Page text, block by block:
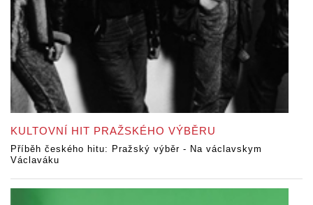
KULTOVNÍ HIT PRAŽSKÉHO VÝBĚRU
Příběh českého hitu: Pražský výběr - Na václavskym
Václaváku